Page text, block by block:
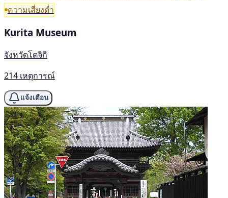
ความเสี่ยงต่ำ
Kurita Museum
จังหวัดโตจิกิ
214 เหตุการณ์
แจ้งเตือน